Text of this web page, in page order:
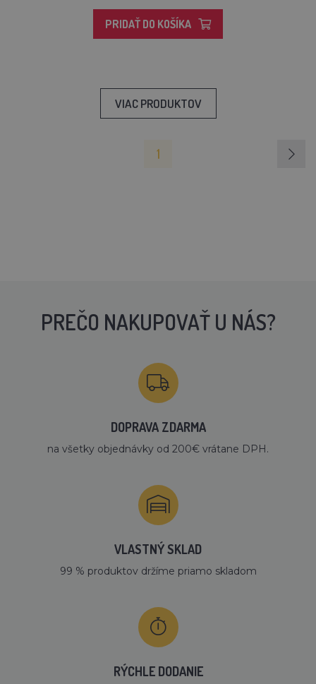
PRIDAŤ DO KOŠÍKA
VIAC PRODUKTOV
1
PREČO NAKUPOVAŤ U NÁS?
DOPRAVA ZDARMA
na všetky objednávky od 200€ vrátane DPH.
VLASTNÝ SKLAD
99 % produktov držíme priamo skladom
RÝCHLE DODANIE